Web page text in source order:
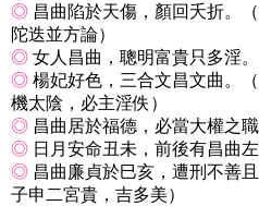
◎ 昌曲陷於天傷，顏回夭折。
陀迭並方論）
◎ 女人昌曲，聰明富貴只多淫。
◎ 楊妃好色，三合文昌文曲。
機太陰，必主淫佚）
◎ 昌曲居於福德，必當大權之
◎ 日月安命丑未，前後有昌曲
◎ 昌曲廉貞於巳亥，遭刑不善
子申二宮貴，吉多美）